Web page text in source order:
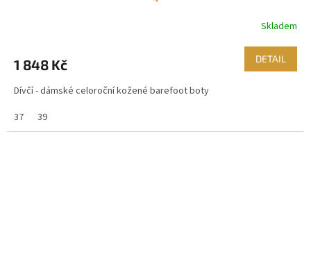
Skladem
1 848 Kč DETAIL
Dívčí - dámské celoroční kožené barefoot boty
37
39